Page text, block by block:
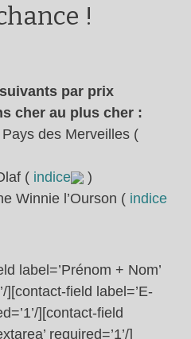
!
par prix
cher au plus cher :
des Merveilles (
( indice
)
Winnie l’Ourson ( indice
label=’Prénom + Nom’
][contact-field label=’E-
][contact-field
required=’1’/]